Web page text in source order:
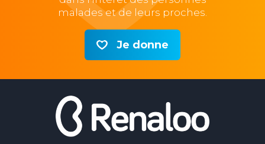
malades et de leurs proches.
Je donne